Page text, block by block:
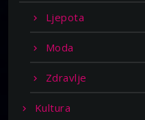
Ljepota
Moda
Zdravlje
Kultura